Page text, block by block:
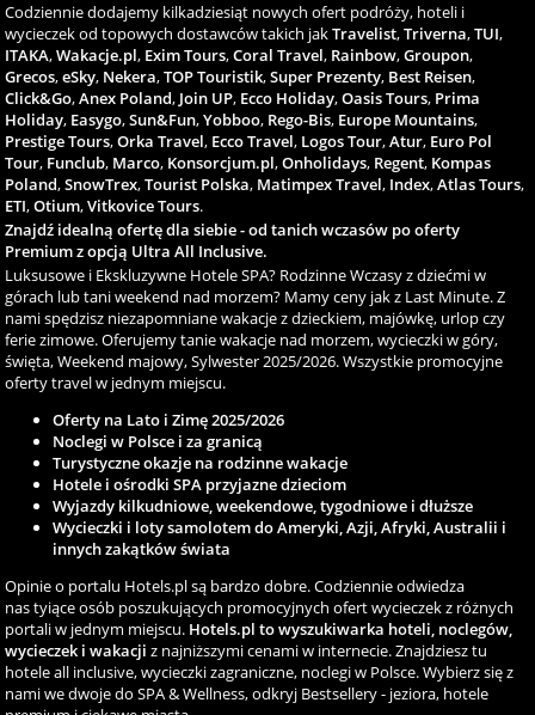
Codziennie dodajemy kilkadziesiąt nowych ofert podróży, hoteli i
wycieczek od topowych dostawców takich jakTravelist,Triverna,TUI,
ITAKA,Wakacje.pl, Exim Tours,Coral Travel, Rainbow,Groupon,
Grecos,eSky, Nekera,TOP Touristik,Super Prezenty, Best Reisen,
Click&Go,Anex Poland, Join UP, Ecco Holiday,Oasis Tours, Prima
Holiday, Easygo,Sun&Fun,Yobboo, Rego-Bis, Europe Mountains,
Prestige Tours,Orka Travel, Ecco Travel, Logos Tour,Atur, Euro Pol
Tour, Funclub, Marco, Konsorcjum.pl,Onholidays, Regent, Kompas
Poland,SnowTrex,Tourist Polska, Matimpex Travel, Index,Atlas Tours,
ETI,Otium,Vitkovice Tours.
Znajdź idealną ofertę dla siebie - od tanich wczasów po oferty
Premium z opcją Ultra All Inclusive.
Luksusowe i Ekskluzywne Hotele SPA? Rodzinne Wczasy z dziećmi w
górach lub tani weekend nad morzem? Mamy ceny jak z Last Minute. Z
nami spędzisz niezapomniane wakacje z dzieckiem, majówkę, urlop czy
ferie zimowe. Oferujemy tanie wakacje nad morzem, wycieczki w góry,
święta, Weekend majowy, Sylwester 2025/2026. Wszystkie promocyjne
oferty travel w jednym miejscu.
Oferty na Lato i Zimę 2025/2026
Noclegi w Polsce i za granicą
Turystyczne okazje na rodzinne wakacje
Hotele i ośrodki SPA przyjazne dzieciom
Wyjazdy kilkudniowe, weekendowe, tygodniowe i dłuższe
Wycieczki i loty samolotem do Ameryki, Azji, Afryki, Australii i
innych zakątków świata
Opinie o portalu Hotels.pl są bardzo dobre. Codziennie odwiedza
nas tyiące osób poszukujących promocyjnych ofert wycieczek z różnych
portali w jednym miejscu. Hotels.pl to wyszukiwarka hoteli, noclegów,
wycieczek i wakacji z najniższymi cenami w internecie. Znajdziesz tu
hotele all inclusive, wycieczki zagraniczne, noclegi w Polsce. Wybierz się z
nami we dwoje do SPA & Wellness, odkryj Bestsellery - jeziora, hotele